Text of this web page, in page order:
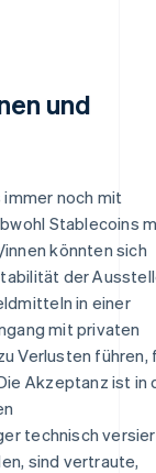
und
noch mit
Stablecoins
könnten sich
der
in einer
mit privaten
Verlusten führen,
Akzeptanz ist in
technisch
sind vertraute,